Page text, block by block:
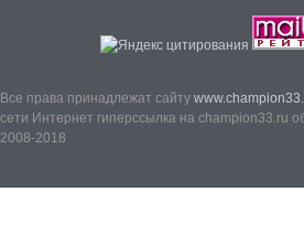
Все права принадлежат сайту
сети Интернет гиперссылка на champion33.ru
2008-2018